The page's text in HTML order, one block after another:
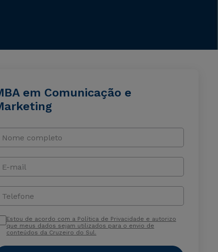
em Comunicação e
Nome completo
E-mail
Telefone
Estou de acordo com a Política de Privacidade e autorizo
que meus dados sejam utilizados para o envio de
conteúdos da Cruzeiro do Sul.